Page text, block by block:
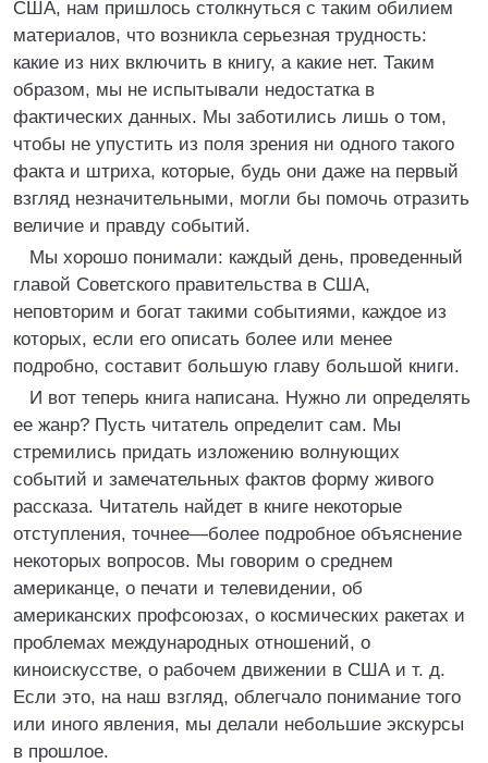
США, нам пришлось столкнуться с таким обилием
материалов, что возникла серьезная трудность:
какие из них включить в книгу, а какие нет. Таким
образом, мы не испытывали недостатка в
фактических данных. Мы заботились лишь о том,
чтобы не упустить из поля зрения ни одного такого
факта и штриха, которые, будь они даже на первый
взгляд незначительными, могли бы помочь отразить
величие и правду событий.
Мы хорошо понимали: каждый день, проведенный
главой Советского правительства в США,
неповторим и богат такими событиями, каждое из
которых, если его описать более или менее
подробно, составит большую главу большой книги.
И вот теперь книга написана. Нужно ли определять
ее жанр? Пусть читатель определит сам. Мы
стремились придать изложению волнующих
событий и замечательных фактов форму живого
рассказа. Читатель найдет в книге некоторые
отступления, точнее—более подробное объяснение
некоторых вопросов. Мы говорим о среднем
американце, о печати и телевидении, об
американских профсоюзах, о космических ракетах и
проблемах международных отношений, о
киноискусстве, о рабочем движении в США и т. д.
Если это, на наш взгляд, облегчало понимание того
или иного явления, мы делали небольшие экскурсы
в прошлое.